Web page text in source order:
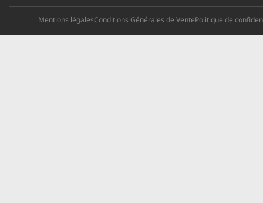
Mentions légalesConditions Générales de VentePolitique de